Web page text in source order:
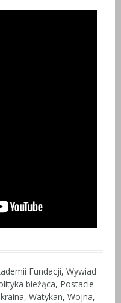
Fundacji, Wywiad
bieżąca, Postacie
, Watykan, Wojna,